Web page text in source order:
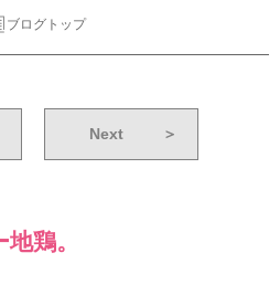
ブログトップ
Next ＞
鶏。